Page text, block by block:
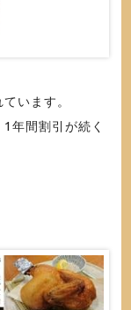
います。
年間割引が続く